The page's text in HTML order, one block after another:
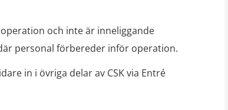
och inte är inneliggande
personal förbereder inför operation.
in i övriga delar av CSK via Entré